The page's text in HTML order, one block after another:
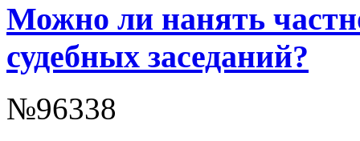
Можно ли нанять
судебных заседаний?
№96338